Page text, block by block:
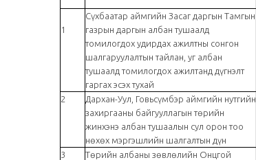
1
Сүхбаатар аймгийн Засаг даргын Тамгын
газрын даргын албан тушаалд
томилогдох удирдах ажилтны сонгон
шалгаруулалтын тайлан, уг албан
тушаалд томилогдох ажилтанд дүгнэлт
гаргах эсэх тухай
2
Дархан-Уул, Говьсүмбэр аймгийн нутгийн
захиргааны байгууллагын төрийн
жинхэнэ албан тушаалын сул орон тоо
нөхөх мэргэшлийн шалгалтын дүн
3
Төрийн албаны зөвлөлийн Онцгой